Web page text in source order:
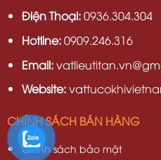
Điện Thoại:0936.304.304
Hotline:0909.246.316
Email:
Website:
CHÍNH SÁCH BÁN HÀNG
Chính sách bảo mật